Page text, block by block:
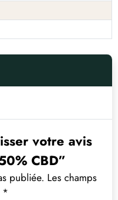
votre avis
CBD”
publiée. Les champs
*